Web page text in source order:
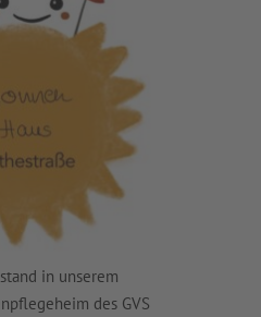
in unserem
des GVS